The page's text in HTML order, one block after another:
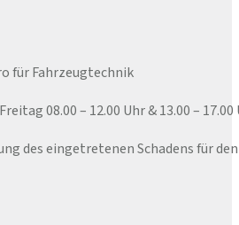
für Fahrzeugtechnik
08.00 – 12.00 Uhr & 13.00 – 17.00
des eingetretenen Schadens für